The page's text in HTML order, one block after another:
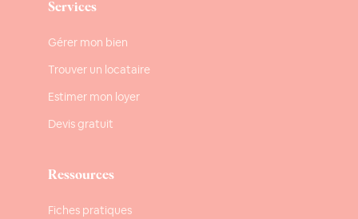
Services
Gérer mon bien
Trouver un locataire
Estimer mon loyer
Devis gratuit
Ressources
Fiches pratiques